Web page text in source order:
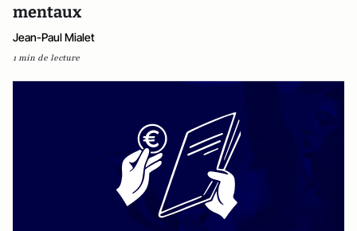
mentaux
Jean-Paul Mialet
1 min de lecture